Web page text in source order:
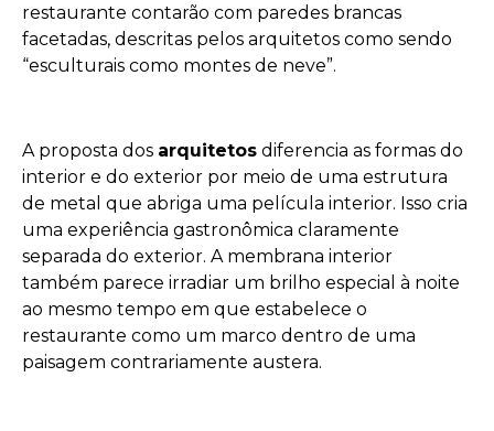
restaurante contarão com paredes brancas
facetadas, descritas pelos arquitetos como sendo
“esculturais como montes de neve”.
A proposta dos arquitetos diferencia as formas do
interior e do exterior por meio de uma estrutura
de metal que abriga uma película interior. Isso cria
uma experiência gastronômica claramente
separada do exterior. A membrana interior
também parece irradiar um brilho especial à noite
ao mesmo tempo em que estabelece o
restaurante como um marco dentro de uma
paisagem contrariamente austera.